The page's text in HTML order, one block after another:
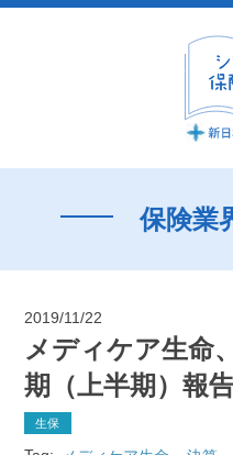
保険業
2019/11/22
メディケア生命
期（上半期）報
生保